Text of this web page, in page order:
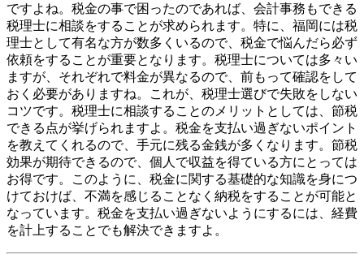
ですよね。税金の事で困ったのであれば、会計事務もできる
税理士に相談をすることが求められます。特に、福岡には税
理士として有名な方が数多くいるので、税金で悩んだら必ず
依頼をすることが重要となります。税理士については多々い
ますが、それぞれで料金が異なるので、前もって確認をして
おく必要がありますね。これが、税理士選びで失敗をしない
コツです。税理士に相談することのメリットとしては、節税
できる点が挙げられますよ。税金を支払い過ぎないポイント
を教えてくれるので、手元に残る金銭が多くなります。節税
効果が期待できるので、個人で収益を得ている方にとっては
お得です。このように、税金に関する基礎的な知識を身につ
けておけば、不満を感じることなく納税をすることが可能と
なっています。税金を支払い過ぎないようにするには、経費
を計上することでも解決できますよ。